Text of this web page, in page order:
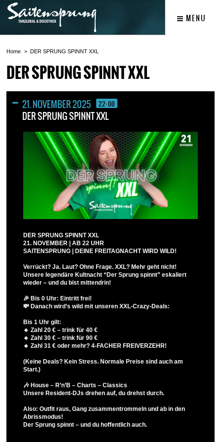
MENU
Home DER SPRUNG SPINNT XXL
DER SPRUNG SPINNT XXL
21. NOVEMBER 2025 22:00
DER SPRUNG SPINNT XXL
DER SPRUNG SPINNT XXL
21. NOVEMBER | AB 22 UHR
SAITENSPRUNG | DEINE FREITAGNACHT WIRD WILD!
Verrückt? Ja. Laut? Ohne Frage. XXL? Mehr geht nicht!
Unsere legendäre Kultnacht “Der Sprung spinnt” eskaliert
wieder – und du bist mittendrin!
🎉 Bis 0 Uhr: Eintritt frei!
💸 Danach wird’s wild mit unseren XXL-Crazy-Deals:
Bis 1 Uhr gilt:
🔹 Zahl 20 € – trink für 40 €
🔹 Zahl 30 € – trink für 90 €
🔹 Zahl 31 € oder mehr? 4-FACHER FREIVERZEHR!
(Keine Deals? Kein Stress. Normale Preise sind auch am
Start.)
🎶 House – R’n’B – Charts – Classics
Unsere Resident-DJs drehen auf, du drehst durch.
Also: Outfit raus, Gang zusammentrommeln und ab in den
Abrissmodus!
Der Sprung spinnt – und du hoffentlich auch.